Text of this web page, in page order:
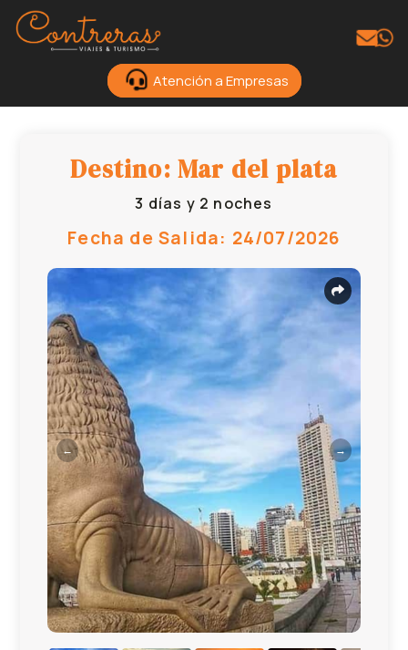
Atención a Empresas
Destino: Mar del plata
3 días y 2 noches
Fecha de Salida: 24/07/2026
← →